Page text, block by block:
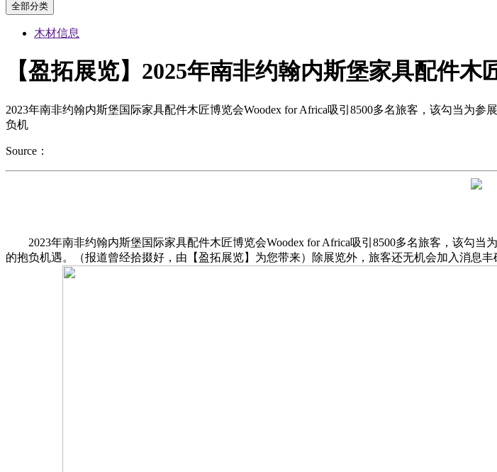
全部分类
木材信息
【盈拓展览】2025年南非约翰内斯堡家具配件木
2023年南非约翰内斯堡国际家具配件木匠博览会Woodex for Africa吸引8500多名旅客，该勾当为
负机
Source：
2023年南非约翰内斯堡国际家具配件木匠博览会Woodex for Africa吸引8500多名旅客，该勾当
的抱负机遇。（报道曾经拾掇好，由【盈拓展览】为您带来）除展览外，旅客还无机会加入消息